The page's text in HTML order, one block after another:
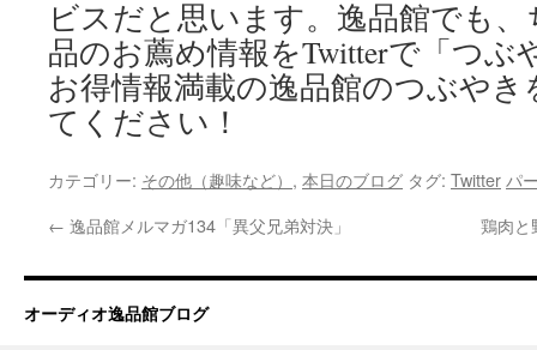
ビスだと思います。逸品館でも
品のお薦め情報をTwitterで「つぶ
お得情報満載の逸品館のつぶや
てください！
カテゴリー: その他（趣味など） , 本日のブログ タグ: Twitter パ
← 逸品館メルマガ134「異父兄弟対決」 鶏肉
オーディオ逸品館ブログ